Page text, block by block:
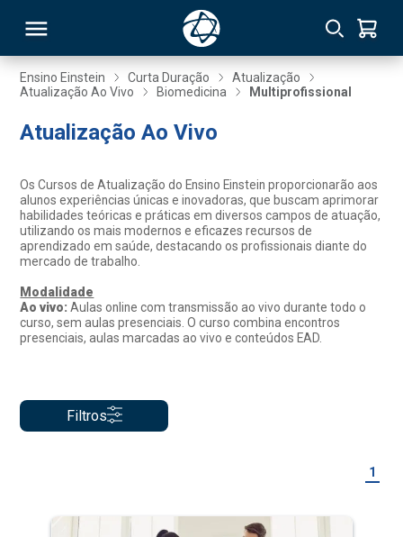
Ensino Einstein Curta Duração
Atualização
Atualização Ao Vivo
Biomedicina Multiprofissional
Atualização Ao Vivo
Os Cursos de Atualização do Ensino Einstein proporcionarão aos
alunos experiências únicas e inovadoras, que buscam aprimorar
habilidades teóricas e práticas em diversos campos de atuação,
utilizando os mais modernos e eficazes recursos de
aprendizado em saúde, destacando os profissionais diante do
mercado de trabalho.
Modalidade
Ao vivo:Aulas online com transmissão ao vivo durante todo o
curso, sem aulas presenciais. O curso combina encontros
presenciais, aulas marcadas ao vivo e conteúdos EAD.
Filtros
1